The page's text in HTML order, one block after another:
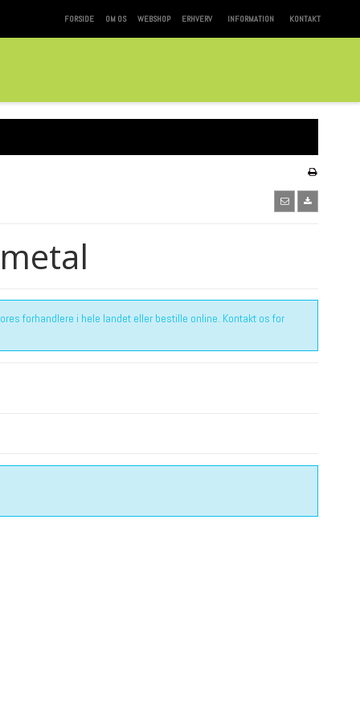
FORSIDE OM OS WEBSHOP ERHVERV INFORMATION KONTAKT
forhandlere i hele landet eller bestille online. Kontakt os for